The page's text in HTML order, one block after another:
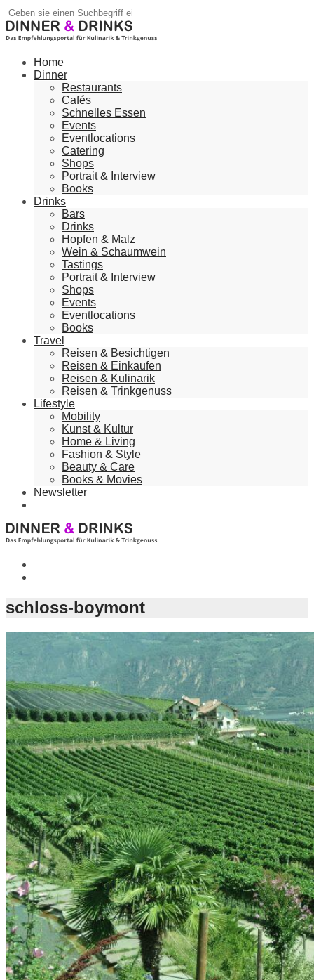
Home
Dinner
Restaurants
Cafés
Schnelles Essen
Events
Eventlocations
Catering
Shops
Portrait & Interview
Books
Drinks
Bars
Drinks
Hopfen & Malz
Wein & Schaumwein
Tastings
Portrait & Interview
Shops
Events
Eventlocations
Books
Travel
Reisen & Besichtigen
Reisen & Einkaufen
Reisen & Kulinarik
Reisen & Trinkgenuss
Lifestyle
Mobility
Kunst & Kultur
Home & Living
Fashion & Style
Beauty & Care
Books & Movies
Newsletter
schloss-boymont